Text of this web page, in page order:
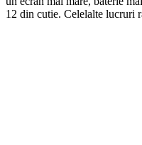
12 din cutie. Celelalte lucruri